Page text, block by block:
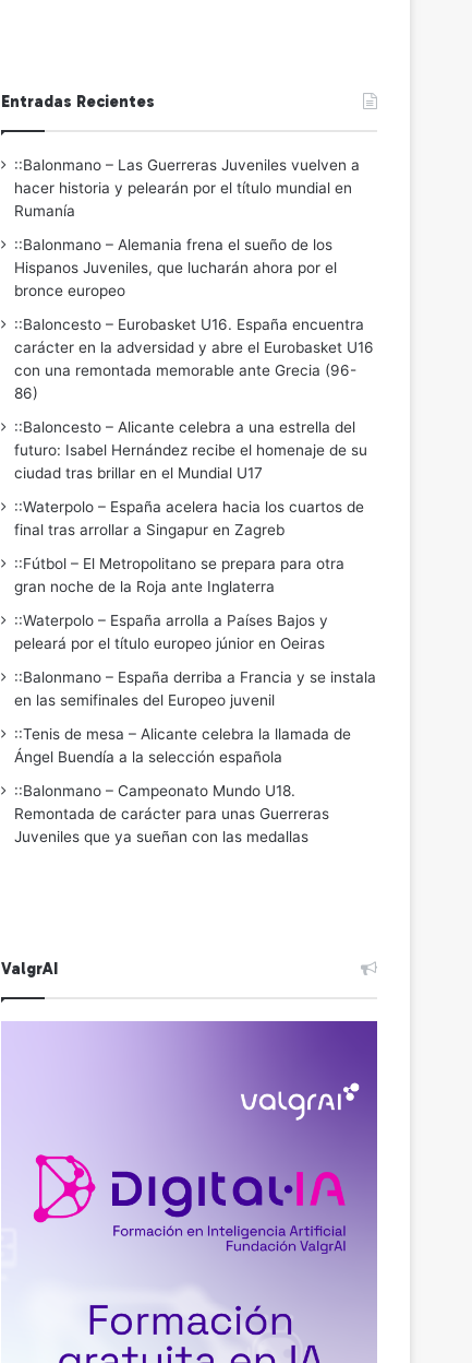
Entradas Recientes
::Balonmano – Las Guerreras Juveniles vuelven a
hacer historia y pelearán por el título mundial en
Rumanía
::Balonmano – Alemania frena el sueño de los
Hispanos Juveniles, que lucharán ahora por el
bronce europeo
::Baloncesto – Eurobasket U16. España encuentra
carácter en la adversidad y abre el Eurobasket U16
con una remontada memorable ante Grecia (96-
86)
::Baloncesto – Alicante celebra a una estrella del
futuro: Isabel Hernández recibe el homenaje de su
ciudad tras brillar en el Mundial U17
::Waterpolo – España acelera hacia los cuartos de
final tras arrollar a Singapur en Zagreb
::Fútbol – El Metropolitano se prepara para otra
gran noche de la Roja ante Inglaterra
::Waterpolo – España arrolla a Países Bajos y
peleará por el título europeo júnior en Oeiras
::Balonmano – España derriba a Francia y se instala
en las semifinales del Europeo juvenil
::Tenis de mesa – Alicante celebra la llamada de
Ángel Buendía a la selección española
::Balonmano – Campeonato Mundo U18.
Remontada de carácter para unas Guerreras
Juveniles que ya sueñan con las medallas
ValgrAI